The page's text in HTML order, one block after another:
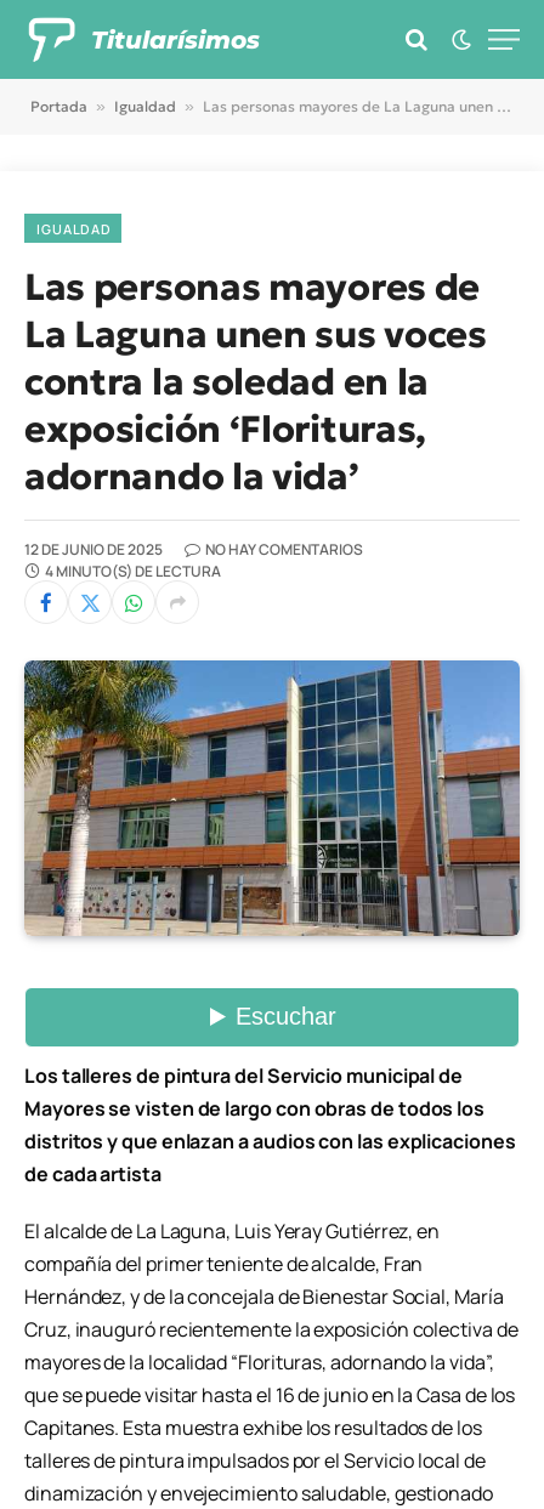
Titularísimos
Portada » Igualdad » Las personas mayores de La Laguna unen sus voces contra la soledad en la exposición ‘Florituras, adornando la vida’
IGUALDAD
Las personas mayores de
La Laguna unen sus voces
contra la soledad en la
exposición ‘Florituras,
adornando la vida’
12 DE JUNIO DE 2025
NO HAY COMENTARIOS
4 MINUTO(S) DE LECTURA
Los talleres de pintura del Servicio municipal de
Mayores se visten de largo con obras de todos los
distritos y que enlazan a audios con las explicaciones
de cada artista
El alcalde de La Laguna, Luis Yeray Gutiérrez, en
compañía del primer teniente de alcalde, Fran
Hernández, y de la concejala de Bienestar Social, María
Cruz, inauguró recientemente la exposición colectiva de
mayores de la localidad “Florituras, adornando la vida”,
que se puede visitar hasta el 16 de junio en la Casa de los
Capitanes. Esta muestra exhibe los resultados de los
talleres de pintura impulsados por el Servicio local de
dinamización y envejecimiento saludable, gestionado